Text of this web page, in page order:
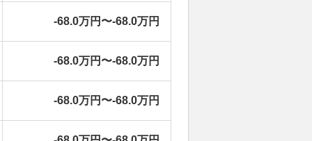
-68.0万円〜-68.0万円
-68.0万円〜-68.0万円
-68.0万円〜-68.0万円